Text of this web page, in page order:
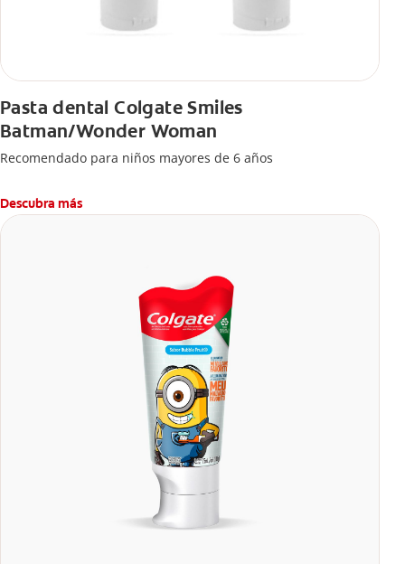
Pasta dental Colgate Smiles
Batman/Wonder Woman
Recomendado para niños mayores de 6 años
Descubra más